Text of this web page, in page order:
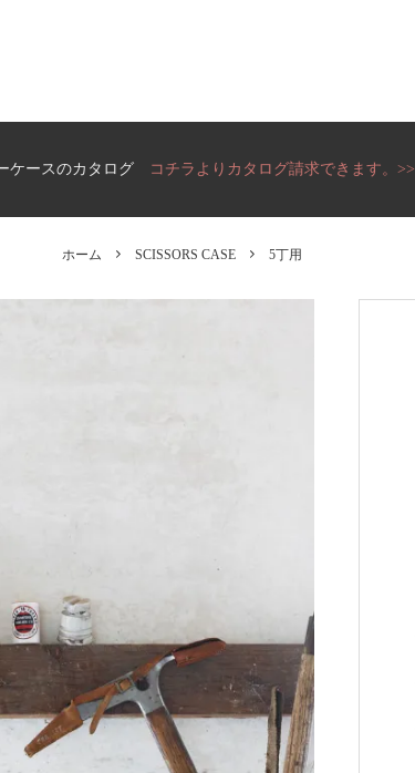
ケースのカタログ コチラよりカタログ請求できます。>>
ホーム SCISSORS CASE 5丁用